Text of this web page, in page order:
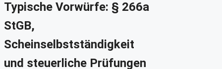
Typische Vorwürfe: § 266a
StGB,
Scheinselbstständigkeit
und steuerliche Prüfungen